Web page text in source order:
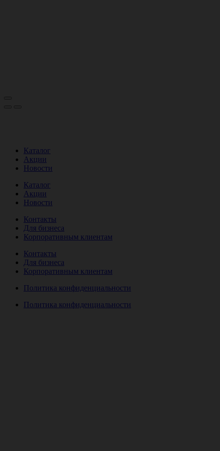
Каталог
Акции
Новости
Каталог
Акции
Новости
Контакты
Для бизнеса
Корпоративным клиентам
Контакты
Для бизнеса
Корпоративным клиентам
Политика конфиденциальности
Политика конфиденциальности